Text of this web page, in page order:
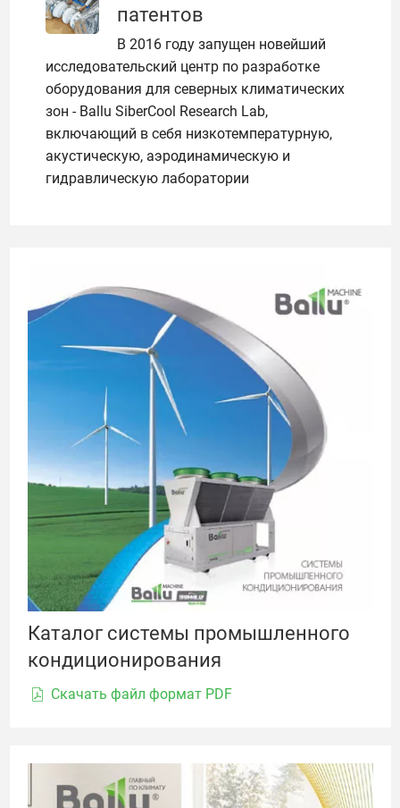
патентов
В 2016 году запущен новейший
исследовательский центр по разработке
оборудования для северных климатических
зон - Ballu SiberCool Research Lab,
включающий в себя низкотемпературную,
акустическую, аэродинамическую и
гидравлическую лаборатории
Каталог системы промышленного
кондиционирования
Скачать файл формат PDF